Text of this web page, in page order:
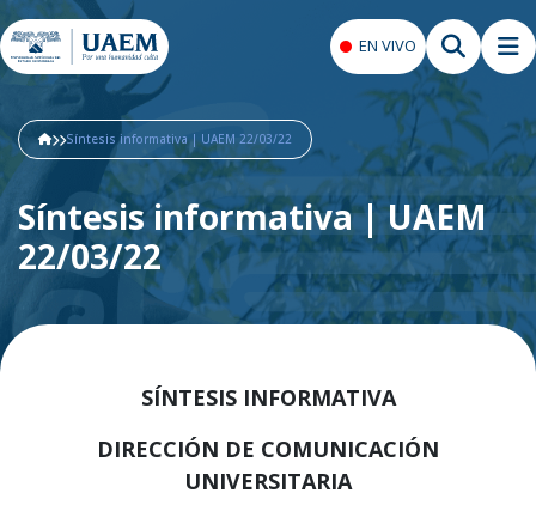
EN VIVO
Síntesis informativa | UAEM 22/03/22
Síntesis informativa | UAEM
22/03/22
SÍNTESIS INFORMATIVA
DIRECCIÓN DE COMUNICACIÓN
UNIVERSITARIA